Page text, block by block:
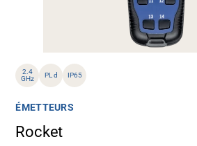
2.4
GHz
PL d IP65
ÉMETTEURS
Rocket